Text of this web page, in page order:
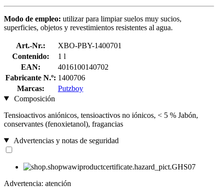
Modo de empleo: utilizar para limpiar suelos muy sucios,
superficies, objetos y revestimientos resistentes al agua.
Art.-Nr.:
XBO-PBY-1400701
Contenido:
1 l
EAN:
4016100140702
Fabricante N.º: 1400706
Marcas:
Putzboy
Composición
Tensioactivos aniónicos, tensioactivos no iónicos, < 5 % Jabón,
conservantes (fenoxietanol), fragancias
Advertencias y notas de seguridad
Advertencia: atención